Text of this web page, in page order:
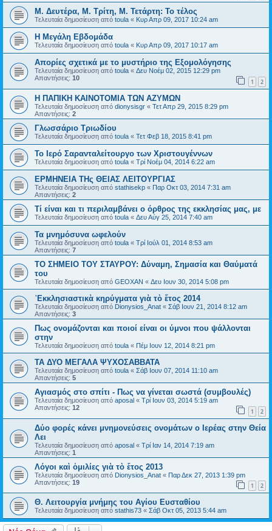
Μ. Δευτέρα, Μ. Τρίτη, Μ. Τετάρτη: Το τέλος
Τελευταία δημοσίευση από toula « Κυρ Απρ 09, 2017 10:24 am
Η Μεγάλη Εβδομάδα
Τελευταία δημοσίευση από toula « Κυρ Απρ 09, 2017 10:17 am
Απορίες σχετικά με το μυστήριο της Εξομολόγησης
Τελευταία δημοσίευση από toula « Δευ Νοέμ 02, 2015 12:29 pm
Απαντήσεις: 10 1 2
Η ΠΑΠΙΚΗ ΚΑΙΝΟΤΟΜΙΑ ΤΩΝ ΑΖΥΜΩΝ
Τελευταία δημοσίευση από dionysisgr « Τετ Απρ 29, 2015 8:29 pm
Απαντήσεις: 2
Γλωσσάριο Τριωδίου
Τελευταία δημοσίευση από toula « Τετ Φεβ 18, 2015 8:41 pm
Το Ιερό Σαρανταλείτουργο των Χριστουγέννων
Τελευταία δημοσίευση από toula « Τρί Νοέμ 04, 2014 6:22 am
ΕΡΜΗΝΕΙΑ ΤΗς ΘΕΙΑΣ ΛΕΙΤΟΥΡΓΙΑΣ
Τελευταία δημοσίευση από stathisekp « Παρ Οκτ 03, 2014 7:31 am
Απαντήσεις: 2
Τί είναι και τι περιλαμβάνει ο όρθρος της εκκλησίας μας, με
Τελευταία δημοσίευση από toula « Δευ Αύγ 25, 2014 7:40 am
Τα μνημόσυνα ωφελούν
Τελευταία δημοσίευση από toula « Τρί Ιούλ 01, 2014 8:53 am
Απαντήσεις: 7
ΤΟ ΣΗΜΕΙΟ TOY ΣΤΑΥΡΟΥ: Δύναμη, Σημασία και Θαύματά
του
Τελευταία δημοσίευση από GEOXAN « Δευ Ιουν 30, 2014 5:08 pm
᾿Εκκλησιαστικὰ κηρύγματα γιὰ τὸ ἔτος 2014
Τελευταία δημοσίευση από Dionysios_Anat « Σάβ Ιουν 21, 2014 8:12 am
Απαντήσεις: 3
Πως ονομάζονται και ποιοί είναι οι ύμνοι που ψάλλονται
στην
Τελευταία δημοσίευση από toula « Πέμ Ιουν 12, 2014 8:21 pm
ΤΑ ΔΥΟ ΜΕΓΑΛΑ ΨΥΧΟΣΑΒΒΑΤΑ
Τελευταία δημοσίευση από toula « Σάβ Ιουν 07, 2014 11:10 am
Απαντήσεις: 5
Αγιασμός στο σπίτι - Πως να γίνεται σωστά (συμβουλές)
Τελευταία δημοσίευση από aposal « Τρί Ιουν 03, 2014 5:19 am
Απαντήσεις: 12 1 2
Δύο φορές κάνει μνημονεύσεις ονομάτων ο Ιερέας στην Θεία
Λει
Τελευταία δημοσίευση από aposal « Τρί Ιαν 14, 2014 7:19 am
Απαντήσεις: 1
Λόγοι καὶ ὁμιλίες γιὰ τὸ ἔτος 2013
Τελευταία δημοσίευση από Dionysios_Anat « Παρ Δεκ 27, 2013 1:39 pm
Απαντήσεις: 19 1 2
Θ. Λειτουργία μνήμης του Αγίου Ευσταθίου
Τελευταία δημοσίευση από stathis73 « Σάβ Οκτ 05, 2013 5:44 am